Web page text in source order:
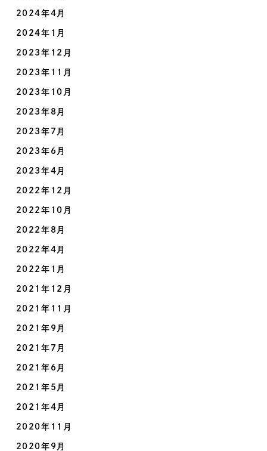
2024年4月
2024年1月
2023年12月
2023年11月
2023年10月
2023年8月
2023年7月
2023年6月
2023年4月
2022年12月
2022年10月
2022年8月
2022年4月
2022年1月
2021年12月
2021年11月
2021年9月
2021年7月
2021年6月
2021年5月
2021年4月
2020年11月
2020年9月